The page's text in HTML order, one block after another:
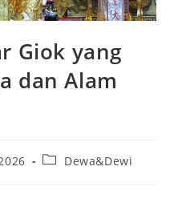
Giok yang
dan Alam
PostDewa&Dewi